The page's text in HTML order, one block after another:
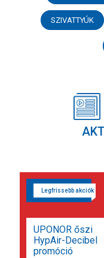
SZIVATTYÚK
UPONOR őszi
HypAir-Decibel
promóció